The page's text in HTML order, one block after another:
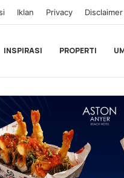
Iklan Privacy Disclaimer
INSPIRASI PROPERTI